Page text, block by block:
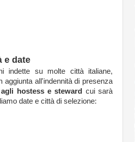
e date
indette su molte città italiane,
aggiunta all'indennità di presenza
hostess e steward
cui sarà
date e città di selezione: